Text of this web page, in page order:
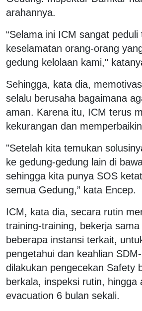
arahannya.
“Selama ini ICM sangat peduli
keselamatan orang-orang
gedung kelolaan kami,"
Sehingga, kata dia,
selalu berusaha bagaimana
aman. Karena itu, ICM terus
kekurangan dan
"Setelah kita temukan
ke gedung-gedung lain di
sehingga kita punya SOS
semua Gedung,” kata Encep.
ICM, kata dia, secara rutin
training-training, bekerja sama
beberapa instansi terkait,
pengetahui dan keahlian
dilakukan pengecekan Safety
berkala, inspeksi rutin, hingga
evacuation 6 bulan sekali.